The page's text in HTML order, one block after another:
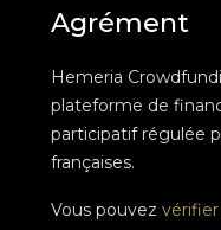
Agrément
Hemeria
plateforme de
participatif régulée
françaises.
Vous pouvez